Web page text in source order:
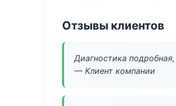
Отзывы клиентов
Диагностика
— Клиент компании